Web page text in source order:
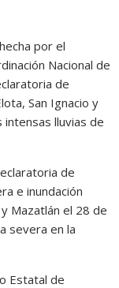
por el
Nacional de
de
San Ignacio y
lluvias de
de
e inundación
Mazatlán el 28 de
severa en la
Estatal de